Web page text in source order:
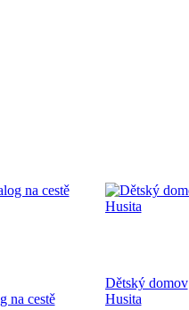
na cestě
Dětský domov
Husita